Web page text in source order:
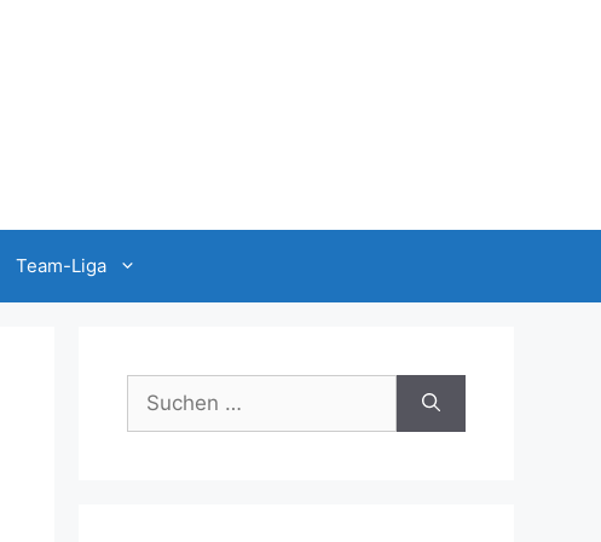
Team-Liga
Suchen
nach: